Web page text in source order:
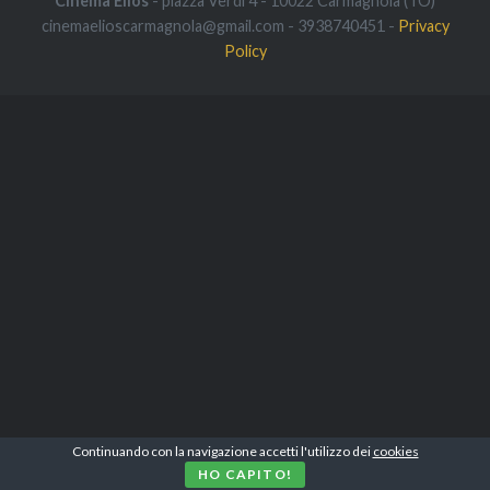
cinemaelioscarmagnola@gmail.com - 3938740451 - Privacy
Policy
Continuando con la navigazione accetti l'utilizzo dei cookies
HO CAPITO!